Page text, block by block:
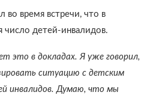
во время встречи, что в
число детей-инвалидов.
это в докладах. Я уже говорил,
ситуацию с детским
инвалидов. Думаю, что мы